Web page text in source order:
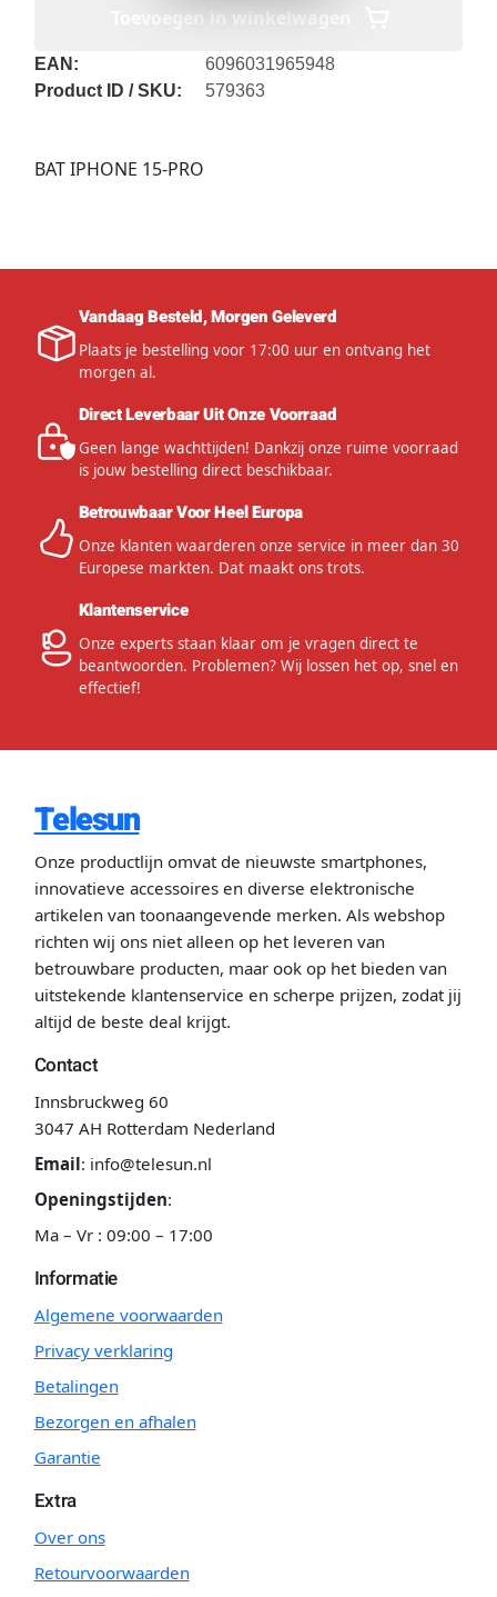
Toevoegen in winkelwagen
EAN:
6096031965948
Product ID / SKU:
579363
BAT IPHONE 15-PRO
Vandaag Besteld, Morgen Geleverd
Plaats je bestelling voor 17:00 uur en ontvang het
morgen al.
Direct Leverbaar Uit Onze Voorraad
Geen lange wachttijden! Dankzij onze ruime voorraad
is jouw bestelling direct beschikbaar.
Betrouwbaar Voor Heel Europa
Onze klanten waarderen onze service in meer dan 30
Europese markten. Dat maakt ons trots.
Klantenservice
Onze experts staan klaar om je vragen direct te
beantwoorden. Problemen? Wij lossen het op, snel en
effectief!
Telesun
Onze productlijn omvat de nieuwste smartphones,
innovatieve accessoires en diverse elektronische
artikelen van toonaangevende merken. Als webshop
richten wij ons niet alleen op het leveren van
betrouwbare producten, maar ook op het bieden van
uitstekende klantenservice en scherpe prijzen, zodat jij
altijd de beste deal krijgt.
Contact
Innsbruckweg 60
3047 AH Rotterdam Nederland
Email: info@telesun.nl
Openingstijden:
Ma – Vr : 09:00 – 17:00
Informatie
Algemene voorwaarden
Privacy verklaring
Betalingen
Bezorgen en afhalen
Garantie
Extra
Over ons
Retourvoorwaarden